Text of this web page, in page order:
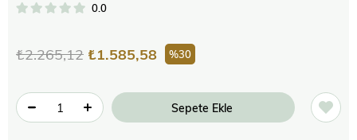
0.0
₺2.265,12 ₺1.585,58 30